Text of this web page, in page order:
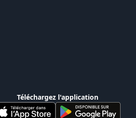
Téléchargez l'application